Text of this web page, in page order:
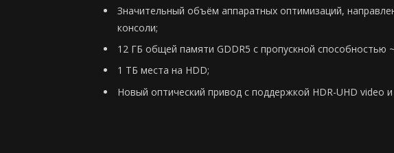
Значительный объём аппаратных оптимизаций,
консоли;
12 ГБ общей памяти GDDR5 с пропускной способностью
1 ТБ места на HDD;
Новый оптический привод с поддержкой HDR-UHD video и